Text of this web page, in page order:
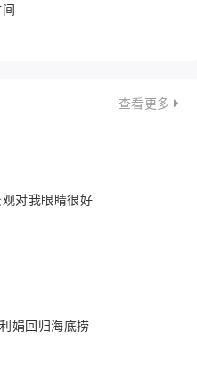
查看更多
对我眼睛很好
娟回归海底捞